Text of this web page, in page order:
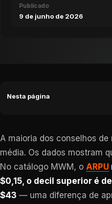
Publicado
9 de junho de 2026
Nesta página
A maioria dos conselhos
média. Os dados mostram
No catálogo MWM, o ARPU
$0,15, o decil superior é
$43 — uma diferença de